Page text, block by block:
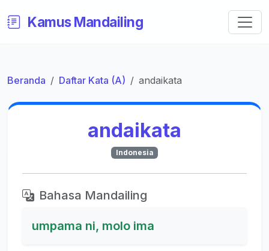
Kamus Mandailing
Beranda Daftar Kata (A) andaikata
andaikata
Indonesia
Bahasa Mandailing
umpama ni, molo ima